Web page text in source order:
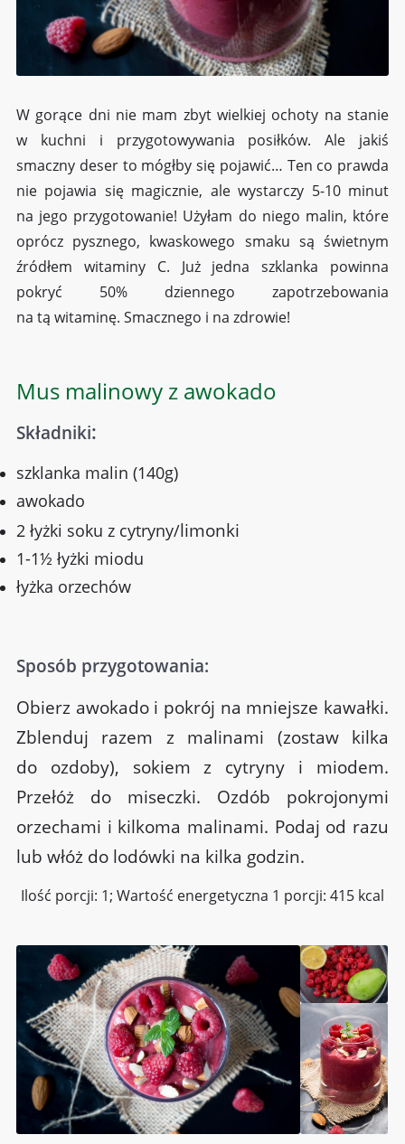
W gorące dni nie mam zbyt wielkiej ochoty na stanie
w kuchni i przygotowywania posiłków. Ale jakiś
smaczny deser to mógłby się pojawić… Ten co prawda
nie pojawia się magicznie, ale wystarczy 5-10 minut
na jego przygotowanie! Użyłam do niego malin, które
oprócz pysznego, kwaskowego smaku są świetnym
źródłem witaminy C. Już jedna szklanka powinna
pokryć 50% dziennego zapotrzebowania
na tą witaminę. Smacznego i na zdrowie!
Mus malinowy z awokado
Składniki:
szklanka malin (140g)
awokado
2 łyżki soku z cytryny/limonki
1-1½ łyżki miodu
łyżka orzechów
Sposób przygotowania:
Obierz awokado i pokrój na mniejsze kawałki.
Zblenduj razem z malinami (zostaw kilka
do ozdoby), sokiem z cytryny i miodem.
Przełóż do miseczki. Ozdób pokrojonymi
orzechami i kilkoma malinami. Podaj od razu
lub włóż do lodówki na kilka godzin.
Ilość porcji: 1; Wartość energetyczna 1 porcji: 415 kcal